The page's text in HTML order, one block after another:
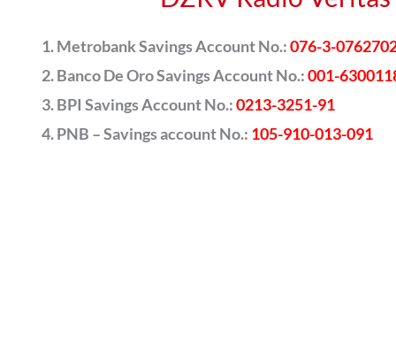
Metrobank Savings Account No.:076-3-
Banco De Oro Savings Account No.:001-
BPI Savings Account No.:0213-3251-91
PNB – Savings account No.: 105-910-013-091